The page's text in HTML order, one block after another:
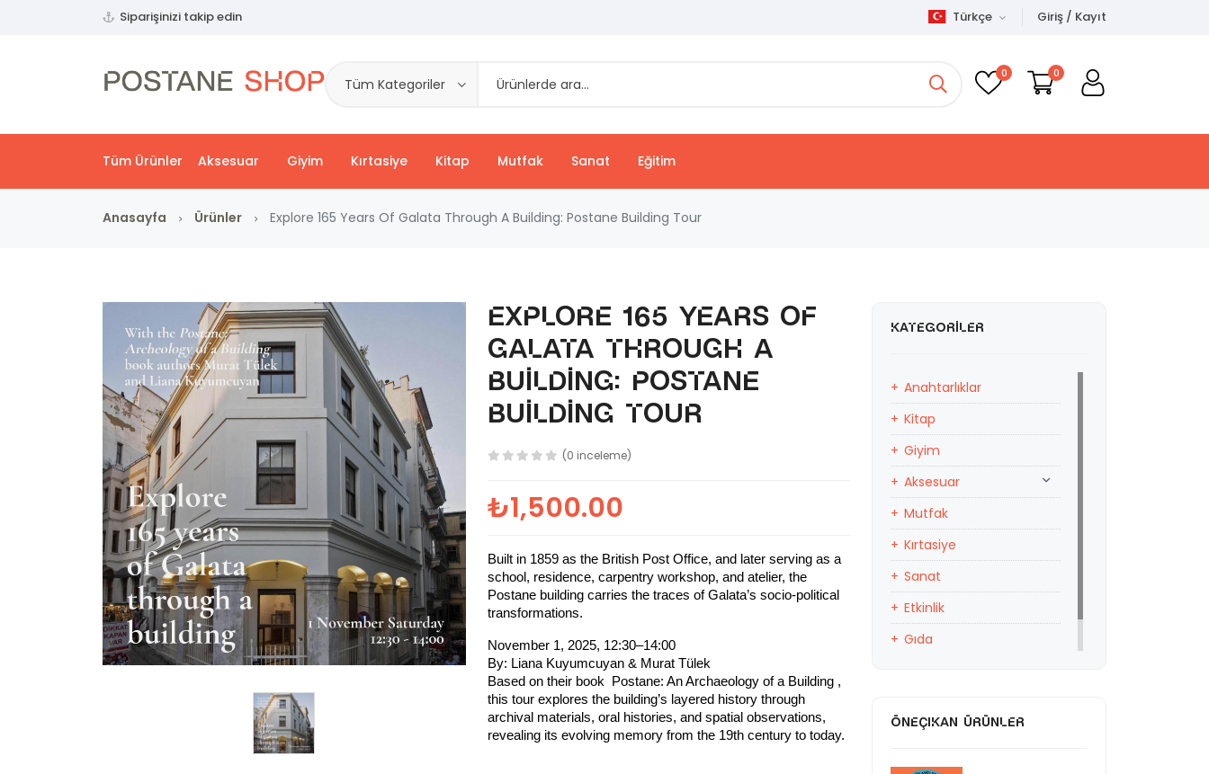
Siparişinizi takip edin Türkçe Giriş / Kayıt
Tüm Kategoriler
0 0
Tüm Ürünler Aksesuar Giyim Kırtasiye Kitap Mutfak Sanat Eğitim
Anasayfa Ürünler Explore 165 Years Of Galata Through A Building: Postane Building Tour
Explore 165 years of
Galata through a
building: Postane
building tour
(0 inceleme)
₺1,500.00
Built in 1859 as the British Post Office, and later serving as a
school, residence, carpentry workshop, and atelier, the
Postane building carries the traces of Galata’s socio-political
transformations.
November 1, 2025, 12:30–14:00
By: Liana Kuyumcuyan & Murat Tülek
Based on their book
Postane: An Archaeology of a Building ,
this tour explores the building’s layered history through
archival materials, oral histories, and spatial observations,
revealing its evolving memory from the 19th century to today.
KATEGORILER
Anahtarlıklar
Kitap
Giyim
Aksesuar
Mutfak
Kırtasiye
Sanat
Etkinlik
Gıda
ÖNEÇIKAN ÜRÜNLER